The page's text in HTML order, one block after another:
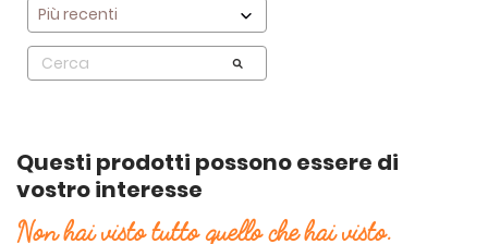
Questi prodotti possono essere di
vostro interesse
Non hai visto tutto quello che hai visto.